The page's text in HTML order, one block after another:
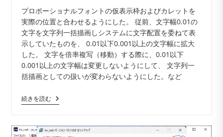
日:
ゴ
リ
ー:
ン
ト:
者:
プロポーショナルフォントの仮表示枠およびカレットを
実際の位置と合わせるようにした。 従前、文字幅0.01の
文字を文字列一括描画しシステムに文字配置を委ねて表
示していたものを、 0.01以下0.001以上の文字幅に拡大
した。 文字を倍率複写（移動）する際に、0.01以下
0.001以上の文字幅は変更しないようにして、 文字列一
括描画としての扱いが変わらないようにした。など
続きを読むJw_cad
Version
登